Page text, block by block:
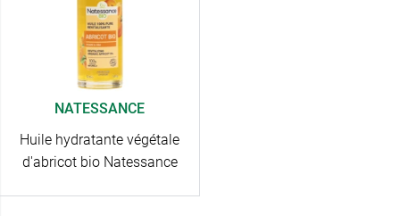
NATESSANCE
Huile hydratante végétale
d'abricot bio Natessance